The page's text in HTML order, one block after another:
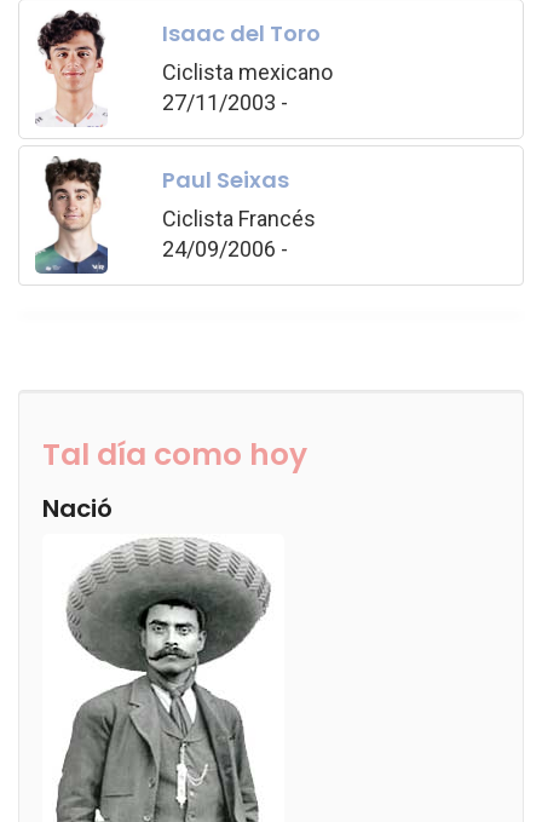
Isaac del Toro
Ciclista mexicano
27/11/2003 -
Paul Seixas
Ciclista Francés
24/09/2006 -
Tal día como hoy
Nació